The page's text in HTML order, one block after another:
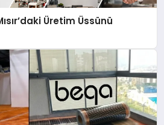
Üretim Üssünü